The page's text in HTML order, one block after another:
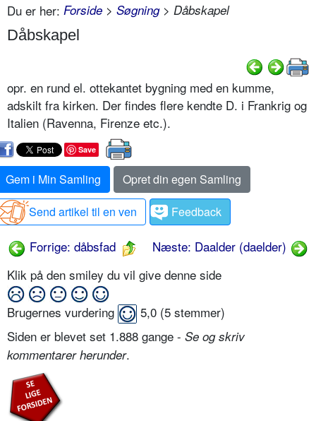
Du er her: Forside > Søgning> Dåbskapel
Dåbskapel
opr. en rund el. ottekantet bygning med en kumme,
adskilt fra kirken. Der findes flere kendte D. i Frankrig og
Italien (Ravenna, Firenze etc.).
Save
Gem i Min Samling
Opret din egen Samling
Send artikel til en ven
Feedback
Forrige: dåbsfad
Næste: Daalder (daelder)
Klik på den smiley du vil give denne side
Brugernes vurdering 5,0 (5 stemmer)
Siden er blevet set 1.888 gange - Se og skriv
kommentarer herunder.